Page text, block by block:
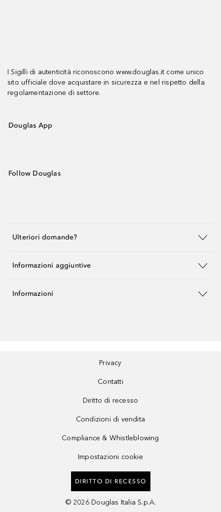
I Sigilli di autenticità riconoscono www.douglas.it come unico
sito ufficiale dove acquistare in sicurezza e nel rispetto della
regolamentazione di settore.
Douglas App
Follow Douglas
Ulteriori domande?
Informazioni aggiuntive
Informazioni
Privacy
Contatti
Diritto di recesso
Condizioni di vendita
Compliance & Whistleblowing
Impostazioni cookie
DIRITTO DI RECESSO
© 2026 Douglas Italia S.p.A.